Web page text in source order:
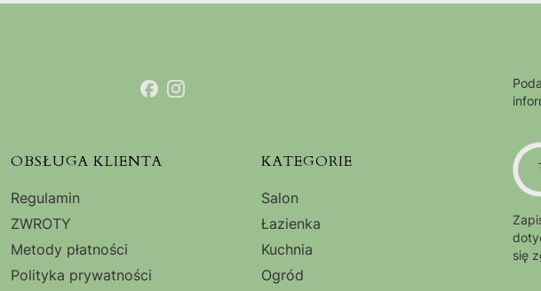
OBSŁUGA KLIENTA
Regulamin
ZWROTY
Metody płatności
Polityka prywatności
KATEGORIE
Salon
Łazienka
Kuchnia
Ogród
się